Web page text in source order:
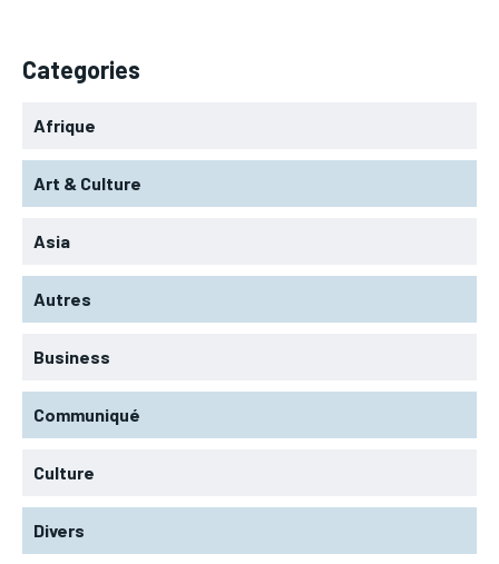
Categories
Afrique
Art & Culture
Asia
Autres
Business
Communiqué
Culture
Divers